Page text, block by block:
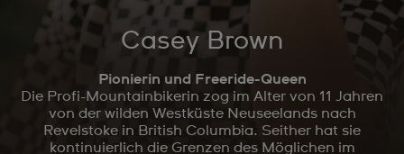
Casey Brown
Pionierin und Freeride-Queen
Die Profi-Mountainbikerin zog im Alter von 11 Jahren
von der wilden Westküste Neuseelands nach
Revelstoke in British Columbia. Seither hat sie
kontinuierlich die Grenzen des Möglichen im